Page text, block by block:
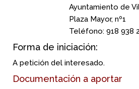
Ayuntamiento de
Plaza Mayor, nº1
Teléfono: 918 938
Forma de iniciación:
A petición del interesado.
Documentación a aportar